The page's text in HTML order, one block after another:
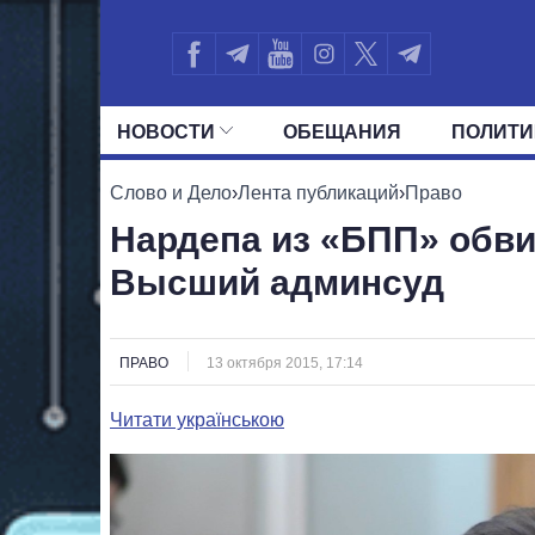
НОВОСТИ ОБЕЩАНИЯ
ВСЕ ПОЛИТИКИ ПРЕЗИДЕНТ И
Слово и Дело›Лента публикаций›Право
Нардепа из «БПП»
Высший админсуд
ПРАВО 13 октября 2015, 17:14
Читати українською